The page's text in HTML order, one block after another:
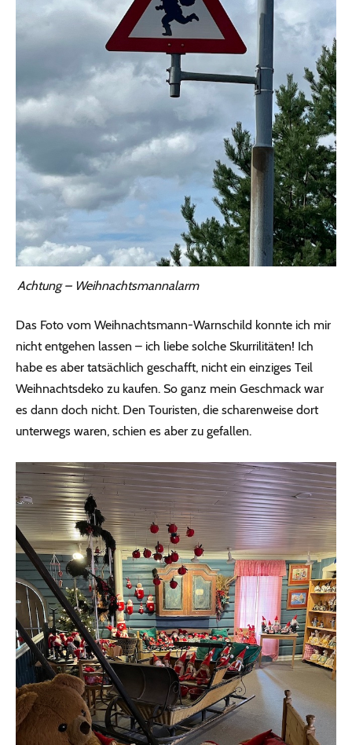
Achtung – Weihnachtsmannalarm
Das Foto vom Weihnachtsmann-Warnschild konnte ich mir
nicht entgehen lassen – ich liebe solche Skurrilitäten! Ich
habe es aber tatsächlich geschafft, nicht ein einziges Teil
Weihnachtsdeko zu kaufen. So ganz mein Geschmack war
es dann doch nicht. Den Touristen, die scharenweise dort
unterwegs waren, schien es aber zu gefallen.